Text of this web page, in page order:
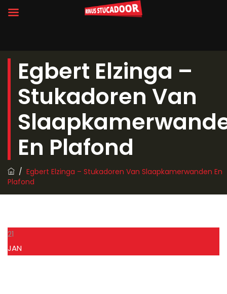
Egbert Elzinga –
Stukadoren Van
En Plafond
/ Egbert Elzinga – Stukadoren Van Slaapkamerwanden En
Plafond
21
JAN